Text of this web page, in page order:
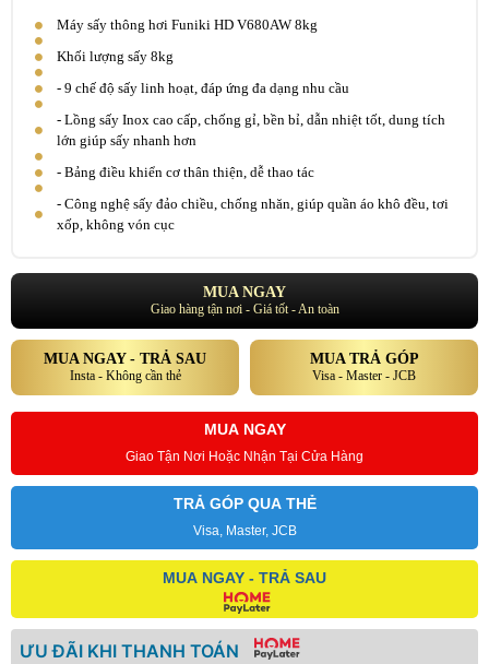
Máy sấy thông hơi Funiki HD V680AW 8kg
Khối lượng sấy 8kg
- 9 chế độ sấy linh hoạt, đáp ứng đa dạng nhu cầu
- Lồng sấy Inox cao cấp, chống gỉ, bền bỉ, dẫn nhiệt tốt, dung tích
lớn giúp sấy nhanh hơn
- Bảng điều khiển cơ thân thiện, dễ thao tác
- Công nghệ sấy đảo chiều, chống nhăn, giúp quần áo khô đều, tơi
xốp, không vón cục
MUA NGAY
Giao hàng tận nơi - Giá tốt - An toàn
MUA NGAY - TRẢ SAU
Insta - Không cần thẻ
MUA TRẢ GÓP
Visa - Master - JCB
MUA NGAY
Giao Tận Nơi Hoặc Nhận Tại Cửa Hàng
TRẢ GÓP QUA THẺ
Visa, Master, JCB
MUA NGAY - TRẢ SAU
ƯU ĐÃI KHI THANH TOÁN